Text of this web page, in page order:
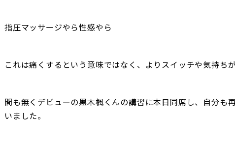
指圧マッサージやら性感やら
これは痛くするという意味ではなく、よりスイッチや気持ち
間も無くデビューの黒木楓くんの講習に本日同席し、自分も
いました。